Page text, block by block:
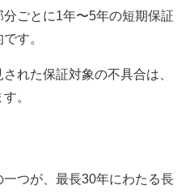
ごとに1年〜5年の短期保証
す。
れた保証対象の不具合は、
。
つが、最長30年にわたる長